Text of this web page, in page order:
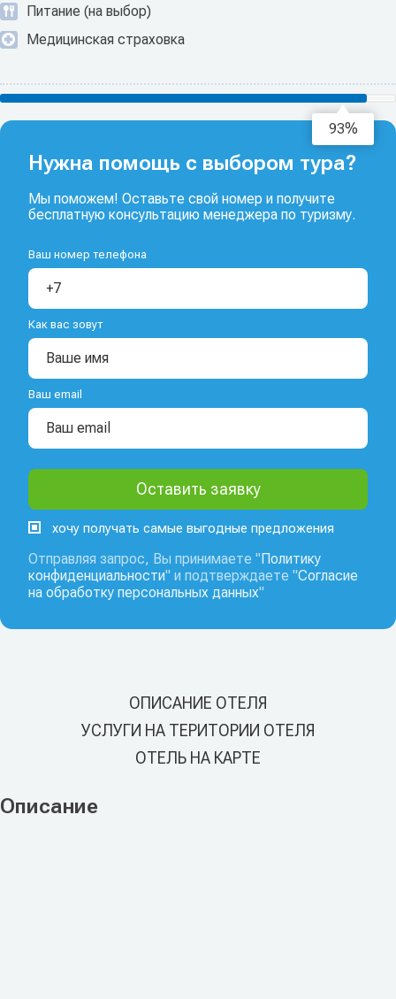
Питание (на выбор)
Медицинская страховка
94%
Нужна помощь с выбором тура?
Мы поможем! Оставьте свой номер и получите
бесплатную консультацию менеджера по туризму.
Ваш номер телефона
Как вас зовут
Ваш email
хочу получать самые выгодные предложения
Отправляя запрос, Вы принимаете "Политику
конфиденциальности" и подтверждаете "Согласие
на обработку персональных данных"
ОПИСАНИЕ ОТЕЛЯ
УСЛУГИ НА ТЕРИТОРИИ ОТЕЛЯ
ОТЕЛЬ НА КАРТЕ
Описание